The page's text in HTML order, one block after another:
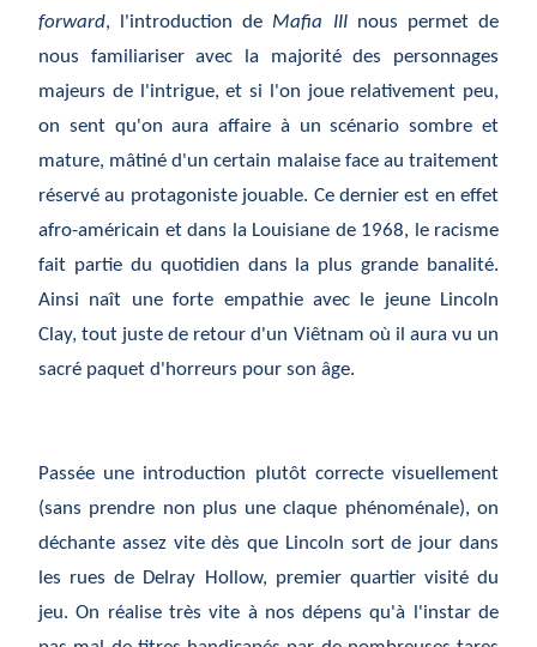
forward, l'introduction de Mafia IIInous permet de
nous familiariser avec la majorité des personnages
majeurs de l'intrigue, et si l'on joue relativement peu,
on sent qu'on aura affaire à un scénario sombre et
mature, mâtiné d'un certain malaise face au traitement
réservé au protagoniste jouable. Ce dernier est en effet
afro-américain et dans la Louisiane de 1968, le racisme
fait partie du quotidien dans la plus grande banalité.
Ainsi naît une forte empathie avec le jeune Lincoln
Clay, tout juste de retour d'un Viêtnam où il aura vu un
sacré paquet d'horreurs pour son âge.
Passée une introduction plutôt correcte visuellement
(sans prendre non plus une claque phénoménale), on
déchante assez vite dès que Lincoln sort de jour dans
les rues de Delray Hollow, premier quartier visité du
jeu. On réalise très vite à nos dépens qu'à l'instar de